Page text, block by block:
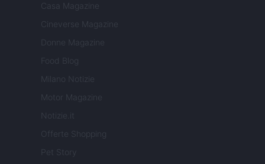
Casa Magazine
Cineverse Magazine
Donne Magazine
Food Blog
Milano Notizie
Motor Magazine
Notizie.it
Offerte Shopping
Pet Story